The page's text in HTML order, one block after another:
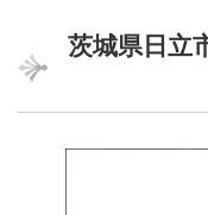
茨城県日立